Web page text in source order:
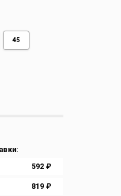
45
592 ₽
819 ₽